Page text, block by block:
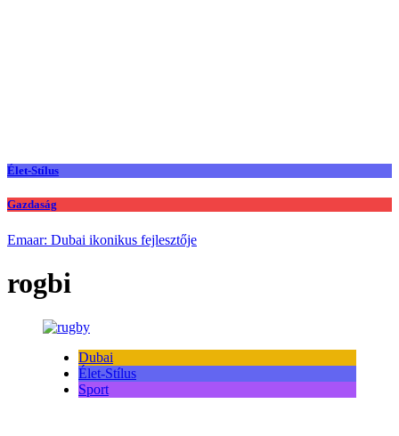
Élet-Stílus
Gazdaság
Emaar: Dubai ikonikus fejlesztője
rogbi
Dubai
Élet-Stílus
Sport